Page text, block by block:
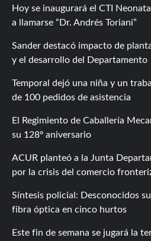
Hoy se inaugurará el CTI
a llamarse “Dr. Andrés Toriani”
Sander destacó impacto de
y el desarrollo del Departamento
Temporal dejó una niña y un
de 100 pedidos de asistencia
El Regimiento de Caballería
su 128º aniversario
ACUR planteó a la Junta
por la crisis del comercio
Síntesis policial: Desconocidos
fibra óptica en cinco hurtos
Este fin de semana se jugará la